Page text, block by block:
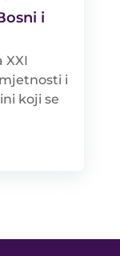
i
XXI
i
koji se